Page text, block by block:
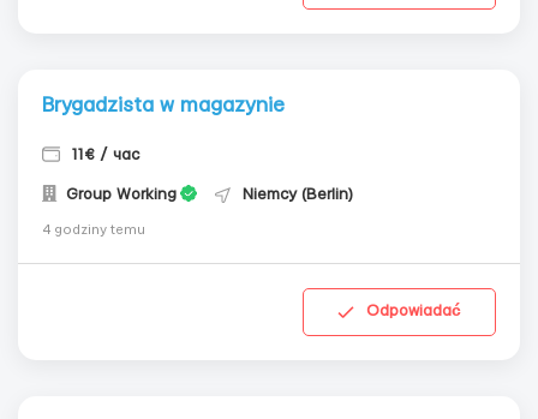
Brygadzista w magazynie
11€ / час
Group Working Niemcy (Berlin)
4 godziny temu
Odpowiadać